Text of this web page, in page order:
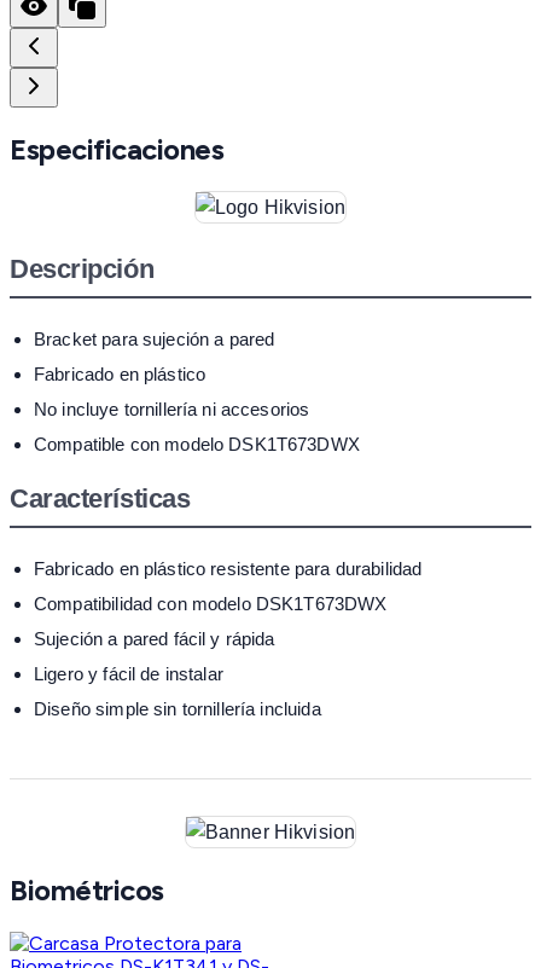
Especificaciones
Descripción
Bracket para sujeción a pared
Fabricado en plástico
No incluye tornillería ni accesorios
Compatible con modelo DSK1T673DWX
Características
Fabricado en plástico resistente para durabilidad
Compatibilidad con modelo DSK1T673DWX
Sujeción a pared fácil y rápida
Ligero y fácil de instalar
Diseño simple sin tornillería incluida
Biométricos